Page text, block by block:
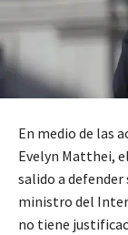
En medio de las
Evelyn Matthei,
salido a defender
ministro del
no tiene